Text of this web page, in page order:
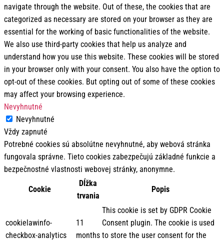
navigate through the website. Out of these, the cookies that are
categorized as necessary are stored on your browser as they are
essential for the working of basic functionalities of the website.
We also use third-party cookies that help us analyze and
understand how you use this website. These cookies will be stored
in your browser only with your consent. You also have the option to
opt-out of these cookies. But opting out of some of these cookies
may affect your browsing experience.
Nevyhnutné
Nevyhnutné
Vždy zapnuté
Potrebné cookies sú absolútne nevyhnutné, aby webová stránka
fungovala správne. Tieto cookies zabezpečujú základné funkcie a
bezpečnostné vlastnosti webovej stránky, anonymne.
Cookie
Dĺžka
trvania
Popis
cookielawinfo-
checkbox-analytics
11
months
This cookie is set by GDPR Cookie
Consent plugin. The cookie is used
to store the user consent for the